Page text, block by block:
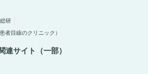
研
者目線のクリニック）
連サイト（一部）